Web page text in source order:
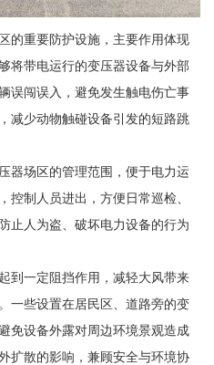
的重要防护设施，主要作用体现
将带电运行的变压器设备与外部
误闯误入，避免发生触电伤亡事
减少动物触碰设备引发的短路跳
器场区的管理范围，便于电力运
控制人员进出，方便日常巡检、
止人为盗、破坏电力设备的行为
到一定阻挡作用，减轻大风带来
一些设置在居民区、道路旁的变
免设备外露对周边环境景观造成
扩散的影响，兼顾安全与环境协